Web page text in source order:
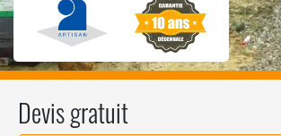
Devis gratuit